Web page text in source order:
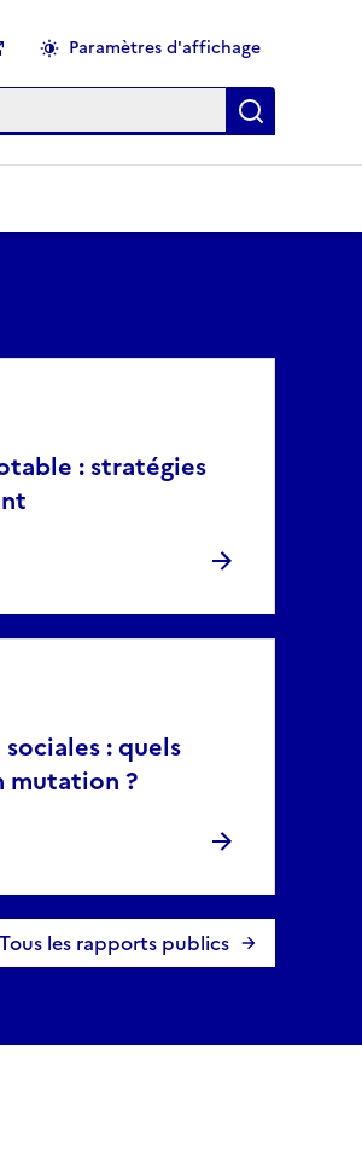
Paramètres d'affichage
: stratégies
: quels
mutation ?
Tous les rapports publics